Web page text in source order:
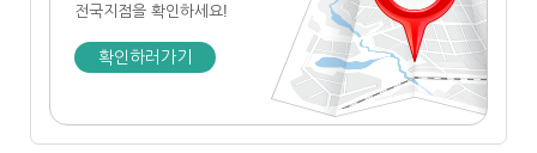
전국지점을 확인하세요!
확인하러가기